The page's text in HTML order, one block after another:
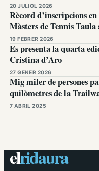
20 JULIOL 2026
Rècord d’inscripcions
Màsters de Tennis
19 FEBRER 2026
Es presenta la quarta
Cristina d’Aro
27 GENER 2026
Mig miler de persones
quilòmetres de la
7 ABRIL 2025
elridaura